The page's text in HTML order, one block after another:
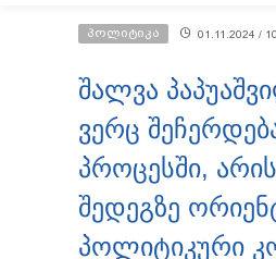
პოლიტიკა 01.11.2024 /
შალვა
ვერც
პროცესში,
შედეგზე
პოლიტიკური